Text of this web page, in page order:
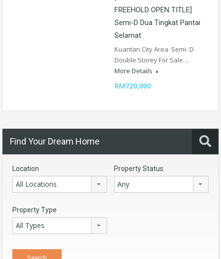
FREEHOLD OPEN TITLE]
Semi-D Dua Tingkat Pantai
Selamat
Kuantan City Area Semi- D
Double Storey For Sale…
More Details
RM720,000
Find Your Dream Home
Location
All Locations
Property Status
Any
Property Type
All Types